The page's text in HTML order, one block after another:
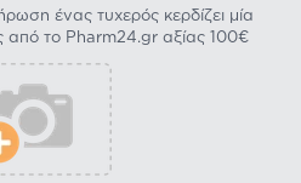
ένας τυχερός κερδίζει μία
από το Pharm24.gr αξίας 100€